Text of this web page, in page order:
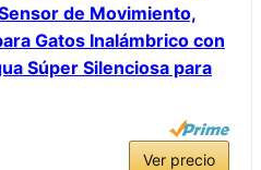
de Movimiento,
Gatos Inalámbrico con
Súper Silenciosa para
Ver precio